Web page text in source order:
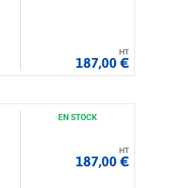
HT
187,00 €
EN STOCK
HT
187,00 €